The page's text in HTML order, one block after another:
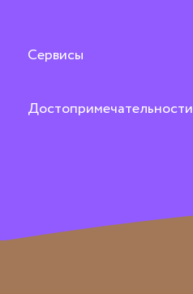
Сервисы
Достопримечательности